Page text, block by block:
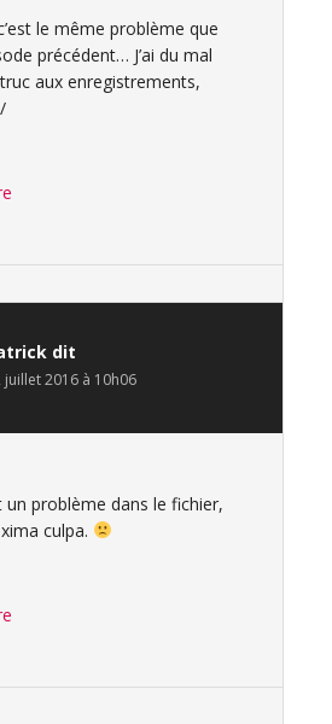
le même problème que
précédent… J’ai du mal
aux enregistrements,
dit
juillet 2016 à 10h06
un problème dans le fichier,
culpa.